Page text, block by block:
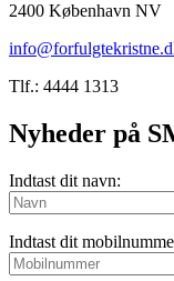
2400 København NV
Tlf.: 4444 1313
Nyheder på
Indtast dit navn:
Indtast dit